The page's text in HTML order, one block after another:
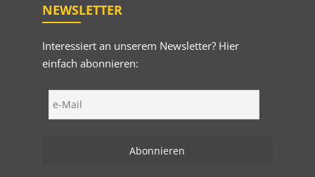
NEWSLETTER
Interessiert an unserem Newsletter? Hier
einfach abonnieren: